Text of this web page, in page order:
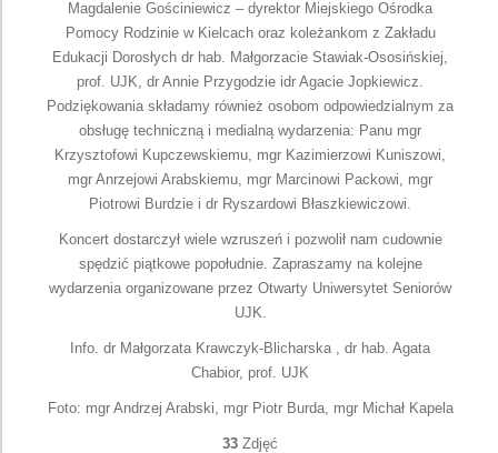
Magdalenie Gościniewicz – dyrektor Miejskiego Ośrodka
Pomocy Rodzinie w Kielcach oraz koleżankom z Zakładu
Edukacji Dorosłych dr hab. Małgorzacie Stawiak-Ososińskiej,
prof. UJK, dr Annie Przygodzie idr Agacie Jopkiewicz.
Podziękowania składamy również osobom odpowiedzialnym za
obsługę techniczną i medialną wydarzenia: Panu mgr
Krzysztofowi Kupczewskiemu, mgr Kazimierzowi Kuniszowi,
mgr Anrzejowi Arabskiemu, mgr Marcinowi Packowi, mgr
Piotrowi Burdzie i dr Ryszardowi Błaszkiewiczowi.
Koncert dostarczył wiele wzruszeń i pozwolił nam cudownie
spędzić piątkowe popołudnie. Zapraszamy na kolejne
wydarzenia organizowane przez Otwarty Uniwersytet Seniorów
UJK.
Info. dr Małgorzata Krawczyk-Blicharska , dr hab. Agata
Chabior, prof. UJK
Foto: mgr Andrzej Arabski, mgr Piotr Burda, mgr Michał Kapela
33 Zdjęć